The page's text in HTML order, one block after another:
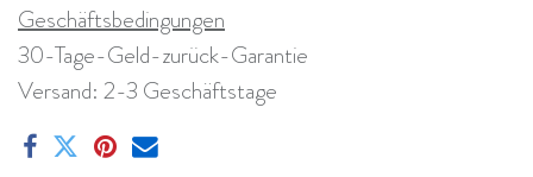
Geschäftsbedingungen
30-Tage-Geld-zurück-Garantie
Versand: 2-3 Geschäftstage